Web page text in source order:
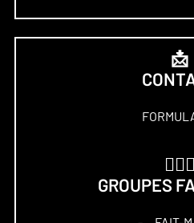
📩
GROUPES